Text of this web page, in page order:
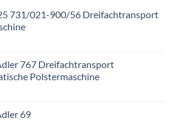
731/021-900/56 Dreifachtransport
767 Dreifachtransport
Polstermaschine
69